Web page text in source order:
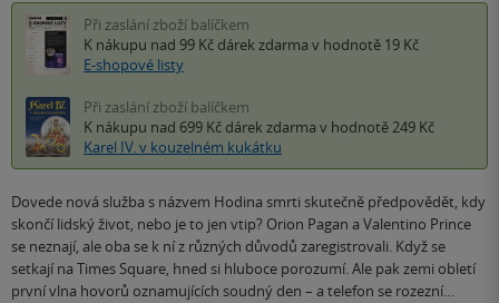
Při zaslání zboží balíčkem
K nákupu nad 99 Kč dárek zdarma v hodnotě 19 Kč
E-shopové listy
Při zaslání zboží balíčkem
K nákupu nad 699 Kč dárek zdarma v hodnotě 249 Kč
Karel IV. v kouzelném kukátku
Dovede nová služba s názvem Hodina smrti skutečně předpovědět, kdy
skončí lidský život, nebo je to jen vtip? Orion Pagan a Valentino Prince
se neznají, ale oba se k ní z různých důvodů zaregistrovali. Když se
setkají na Times Square, hned si hluboce porozumí. Ale pak zemi obletí
první vlna hovorů oznamujících soudný den – a telefon se rozezní…